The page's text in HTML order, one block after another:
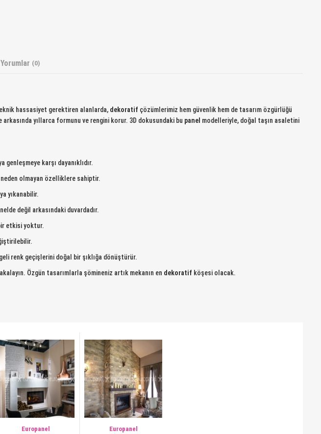
Yorumlar (0)
hassasiyet gerektiren alanlarda, dekoratif çözümlerimiz hem güvenlik hem de tasarım özgürlüğü
yıllarca formunu ve rengini korur. 3D dokusundaki bu panel modelleriyle, doğal taşın asaletini
karşı dayanıklıdır.
olmayan özelliklere sahiptir.
yıkanabilir.
değil arkasındaki duvardadır.
etkisi yoktur.
renk geçişlerini doğal bir şıklığa dönüştürür.
Özgün tasarımlarla şömineniz artık mekanın en dekoratif köşesi olacak.
Europanel Europanel